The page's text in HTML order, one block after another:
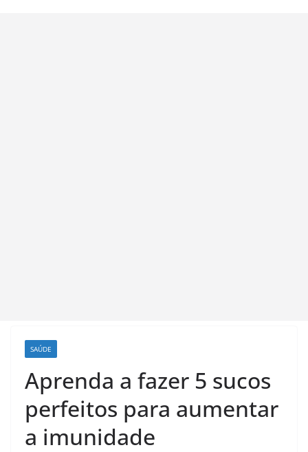
SAÚDE
Aprenda a fazer 5 sucos
perfeitos para aumentar
a imunidade